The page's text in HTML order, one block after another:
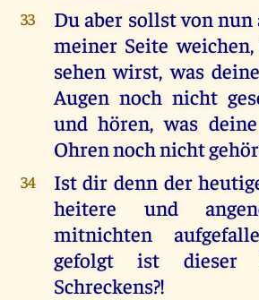
33
Du aber sollst von
meiner Seite
sehen wirst, was
Augen noch nicht
und hören, was
Ohren noch nicht
34
Ist dir denn der
heitere und
mitnichten
gefolgt ist dieser
Schreckens?!